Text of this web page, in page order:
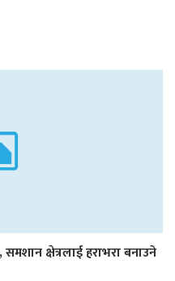
क्षेत्रलाई हराभरा बनाउने